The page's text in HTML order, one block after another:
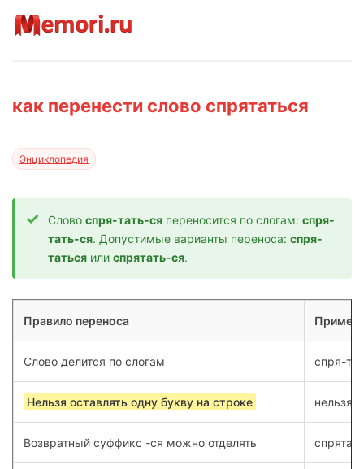
как перенести слово спрятаться
Энциклопедия
Слово спря-тать-ся переносится по слогам: спря-
тать-ся. Допустимые варианты переноса: спря-
таться или спрятать-ся.
Правило переноса Пример
Слово делится по слогам спря-
Нельзя оставлять одну букву на строке нельзя:
Возвратный суффикс -ся можно отделять